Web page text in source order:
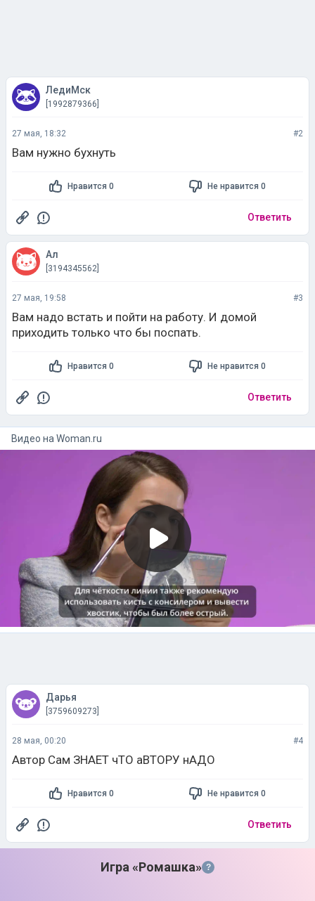
ЛедиМск
[1992879366]
27 мая, 18:32 #2
Вам нужно бухнуть
Нравится 0 Не нравится 0
Ответить
Ал
[3194345562]
27 мая, 19:58 #3
Вам надо встать и пойти на работу. И домой
приходить только что бы поспать.
Нравится 0 Не нравится 0
Ответить
Видео на woman.ru
Дарья
[3759609273]
28 мая, 00:20 #4
Автор Сам ЗНАЕТ чТО аВТОРУ нАДО
Нравится 0 Не нравится 0
Ответить
Игра «Ромашка» ?